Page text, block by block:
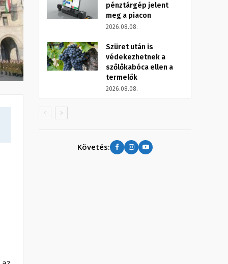
pénztárgép jelent
meg a piacon
2026.08.08.
Szüret után is
védekezhetnek a
szőlőkabóca ellen a
termelők
2026.08.08.
Követés: